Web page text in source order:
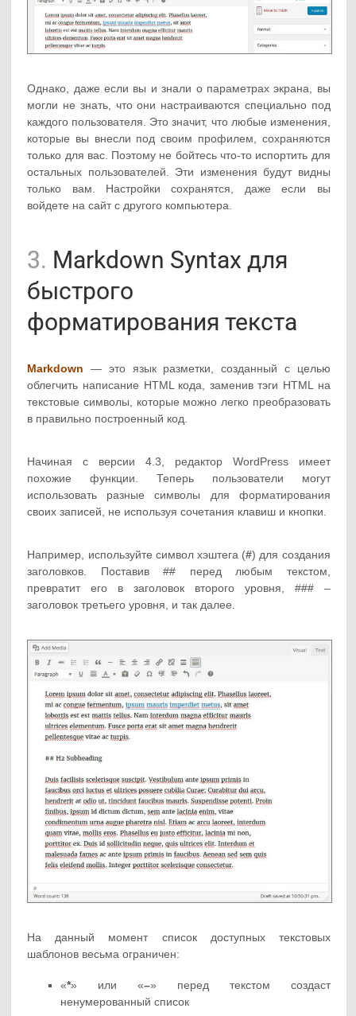
Однако, даже если вы и знали о параметрах экрана, вы
могли не знать, что они настраиваются специально под
каждого пользователя. Это значит, что любые изменения,
которые вы внесли под своим профилем, сохраняются
только для вас. Поэтому не бойтесь что-то испортить для
остальных пользователей. Эти изменения будут видны
только вам. Настройки сохранятся, даже если вы
войдете на сайт с другого компьютера.
3. Markdown Syntax для
быстрого
форматирования текста
Markdown — это язык разметки, созданный с целью
облегчить написание HTML кода, заменив тэги HTML на
текстовые символы, которые можно легко преобразовать
в правильно построенный код.
Начиная с версии 4.3, редактор WordPress имеет
похожие функции. Теперь пользователи могут
использовать разные символы для форматирования
своих записей, не используя сочетания клавиш и кнопки.
Например, используйте символ хэштега (#) для создания
заголовков. Поставив ## перед любым текстом,
превратит его в заголовок второго уровня, ### –
заголовок третьего уровня, и так далее.
На данный момент список доступных текстовых
шаблонов весьма ограничен:
«*» или «–» перед текстом создаст
ненумерованный список